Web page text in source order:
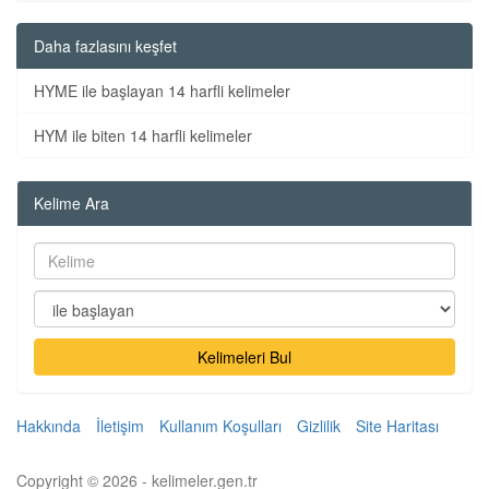
Daha fazlasını keşfet
HYME ile başlayan 14 harfli kelimeler
HYM ile biten 14 harfli kelimeler
Kelime Ara
Kelimeleri Bul
Hakkında İletişim Kullanım Koşulları Gizlilik Site Haritası
Copyright © 2026 - kelimeler.gen.tr